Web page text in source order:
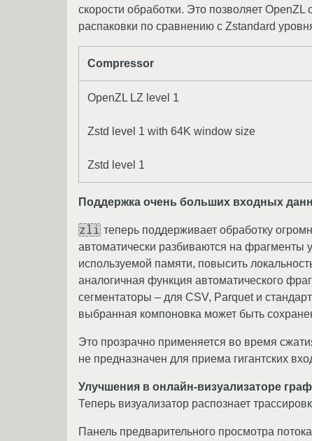
скорости обработки. Это позволяет
распаковки по сравнению с Zstandard
Compressor
OpenZL LZ level 1
Zstd level 1 with 64K window size
Zstd level 1
Поддержка очень больших входных
zli теперь поддерживает обработку
автоматически разбиваются на фрагменты
используемой памяти, повысить
аналогичная функция автоматического
сегментаторы – для CSV, Parquet и
выбранная компоновка может быть
Это прозрачно применяется во время
не предназначен для приема гигантских
Улучшения в онлайн-визуализаторе
Теперь визуализатор распознает
Панель предварительного просмотра